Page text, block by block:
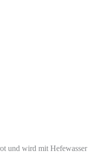
und wird mit Hefewasser